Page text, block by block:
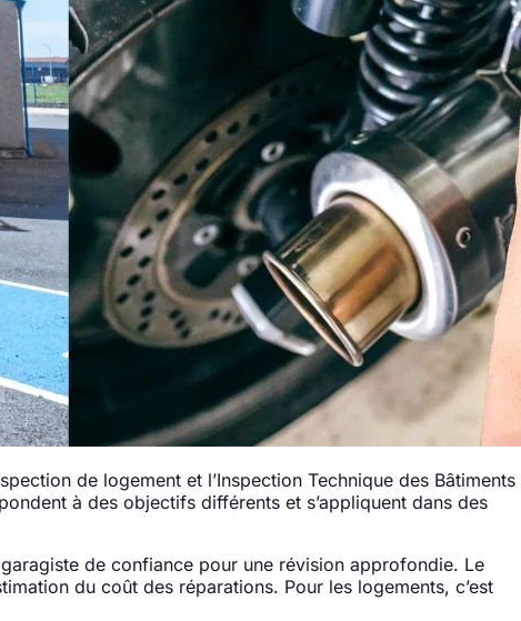
de logement et l’Inspection Technique des Bâtiments
à des objectifs différents et s’appliquent dans des
de confiance pour une révision approfondie. Le
du coût des réparations. Pour les logements, c’est